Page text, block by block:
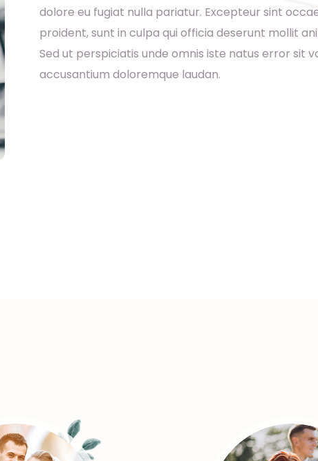
dolore eu fugiat nulla pariatur. Excepteur sint
proident, sunt in culpa qui officia deserunt mollit
Sed ut perspiciatis unde omnis iste natus error sit
accusantium doloremque laudan.